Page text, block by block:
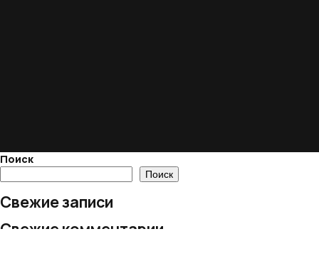
Поиск
Поиск
Свежие записи
Свежие комментарии